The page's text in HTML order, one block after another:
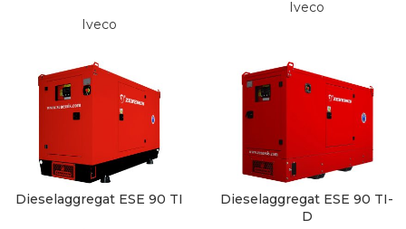
Iveco
Iveco
Dieselaggregat ESE 90 TI
Dieselaggregat ESE 90 TI-
D